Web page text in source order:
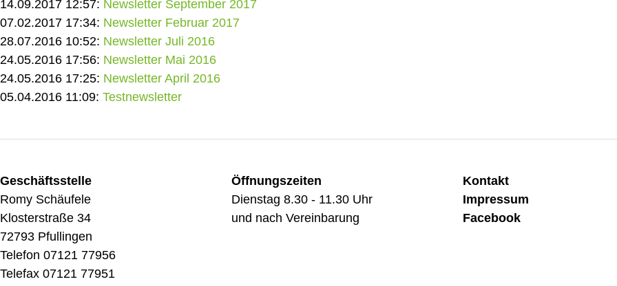
14.09.2017 12:57: Newsletter September 2017
07.02.2017 17:34: Newsletter Februar 2017
28.07.2016 10:52: Newsletter Juli 2016
24.05.2016 17:56: Newsletter Mai 2016
24.05.2016 17:25: Newsletter April 2016
05.04.2016 11:09: Testnewsletter
Geschäftsstelle
Romy Schäufele
Klosterstraße 34
72793 Pfullingen
Telefon 07121 77956
Telefax 07121 77951
Öffnungszeiten
Dienstag 8.30 - 11.30 Uhr
und nach Vereinbarung
Kontakt
Impressum
Facebook